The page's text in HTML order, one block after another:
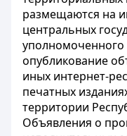
размещаются на
центральных
опубликование
иных интернет-
печатных
территории
Объявления о